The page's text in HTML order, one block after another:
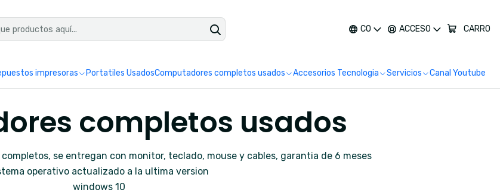
CO ACCESO CARRO
impresoras Portatiles UsadosComputadores completos usados Accesorios Tecnologia Servicios Canal Youtube
completos usados
se entregan con monitor, teclado, mouse y cables, garantia de 6 meses
operativo actualizado a la ultima version
windows 10